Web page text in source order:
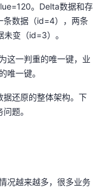
。Delta数据和存
条数据（id=4），两条
变（id=3）。
这一判重的唯一键，业
唯一键。
据还原的整体架构。下
题。
况越来越多，很多业务